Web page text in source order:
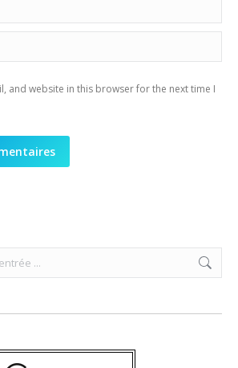
and website in this browser for the next time I